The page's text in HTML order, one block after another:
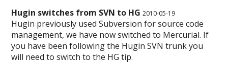
Hugin switches from SVN to HG 2010-05-19
Hugin previously used Subversion for source code
management, we have now switched to Mercurial. If
you have been following the Hugin SVN trunk you
will need to switch to the HG tip.